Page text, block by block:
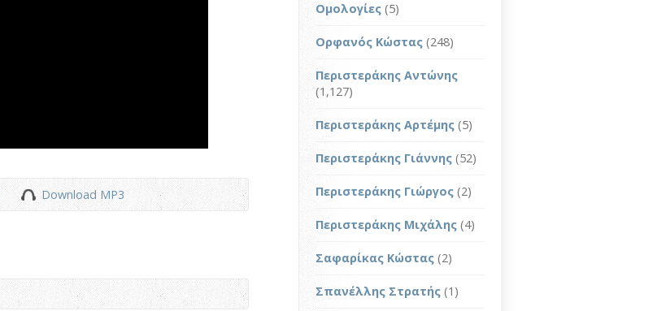
Download MP3
Ομολογίες (5)
Ορφανός Κώστας (248)
Περιστεράκης Αντώνης
(1,127)
Περιστεράκης Αρτέμης (5)
Περιστεράκης Γιάννης (52)
Περιστεράκης Γιώργος (2)
Περιστεράκης Μιχάλης (4)
Σαφαρίκας Κώστας (2)
Σπανέλλης Στρατής (1)